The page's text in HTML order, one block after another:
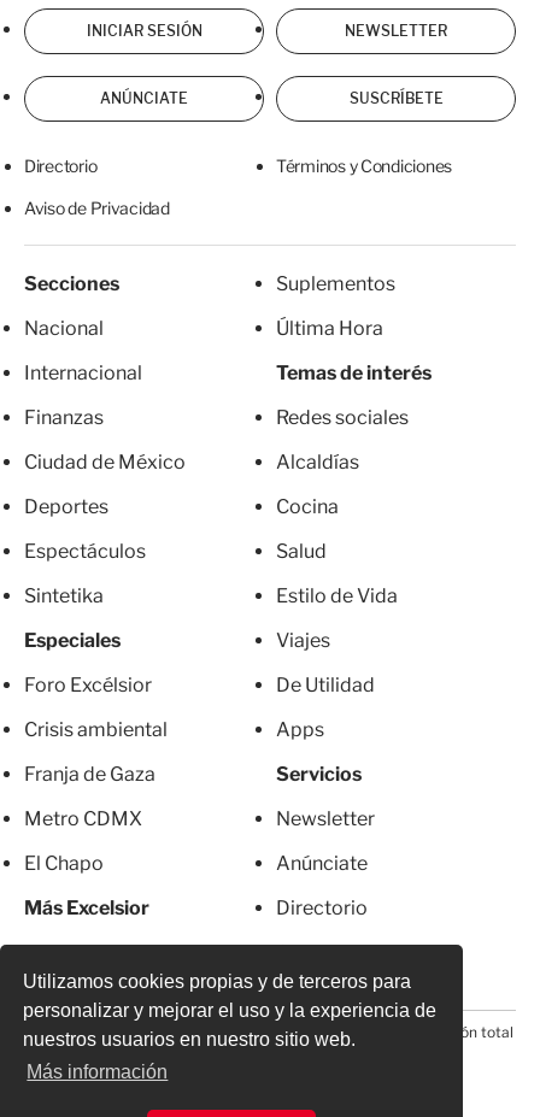
Utilizamos cookies propias y de terceros para
personalizar y mejorar el uso y la experiencia de
nuestros usuarios en nuestro sitio web.
Más información
INICIAR SESIÓN NEWSLETTER
ANÚNCIATE SUSCRÍBETE
Directorio Términos y Condiciones
Aviso de Privacidad
Secciones
Nacional
Internacional
Finanzas
Ciudad de México
Deportes
Espectáculos
Sintetika
Especiales
Foro Excélsior
Crisis ambiental
Franja de Gaza
Metro CDMX
El Chapo
Más Excelsior
Mujeres
Suplementos
Última Hora
Temas de interés
Redes sociales
Alcaldías
Cocina
Salud
Estilo de Vida
Viajes
De Utilidad
Apps
Servicios
Newsletter
Anúnciate
Directorio
Suscripciones
© 2026 Todos los derechos reservados. Prohibida la reproducción total
o parcial, incluyendo cualquier medio electrónico*